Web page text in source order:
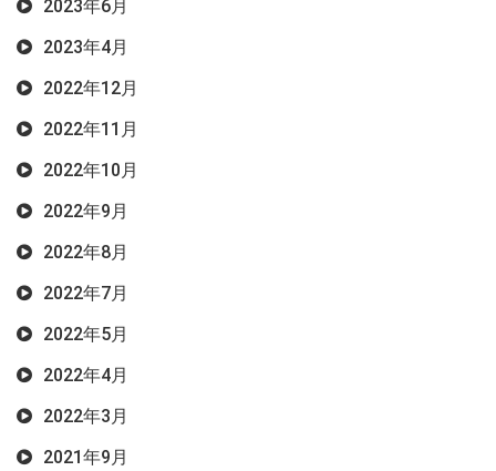
2023年6月
2023年4月
2022年12月
2022年11月
2022年10月
2022年9月
2022年8月
2022年7月
2022年5月
2022年4月
2022年3月
2021年9月